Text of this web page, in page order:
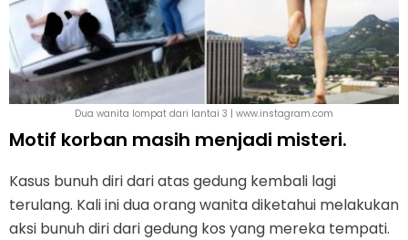
Dua wanita lompat dari lantai 3 | www.instagram.com
Motif korban masih menjadi misteri.
Kasus bunuh diri dari atas gedung kembali lagi
terulang. Kali ini dua orang wanita diketahui melakukan
aksi bunuh diri dari gedung kos yang mereka tempati.